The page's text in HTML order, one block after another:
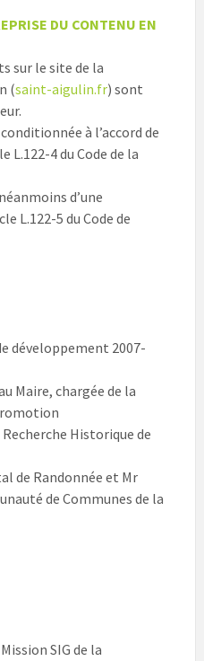
DU CONTENU EN
sur le site de la
(saint-aigulin.fr) sont
à l’accord de
L.122-4 du Code de la
d’une
L.122-5 du Code de
développement 2007-
Maire, chargée de la
Recherche Historique de
de Randonnée et Mr
de Communes de la
SIG de la